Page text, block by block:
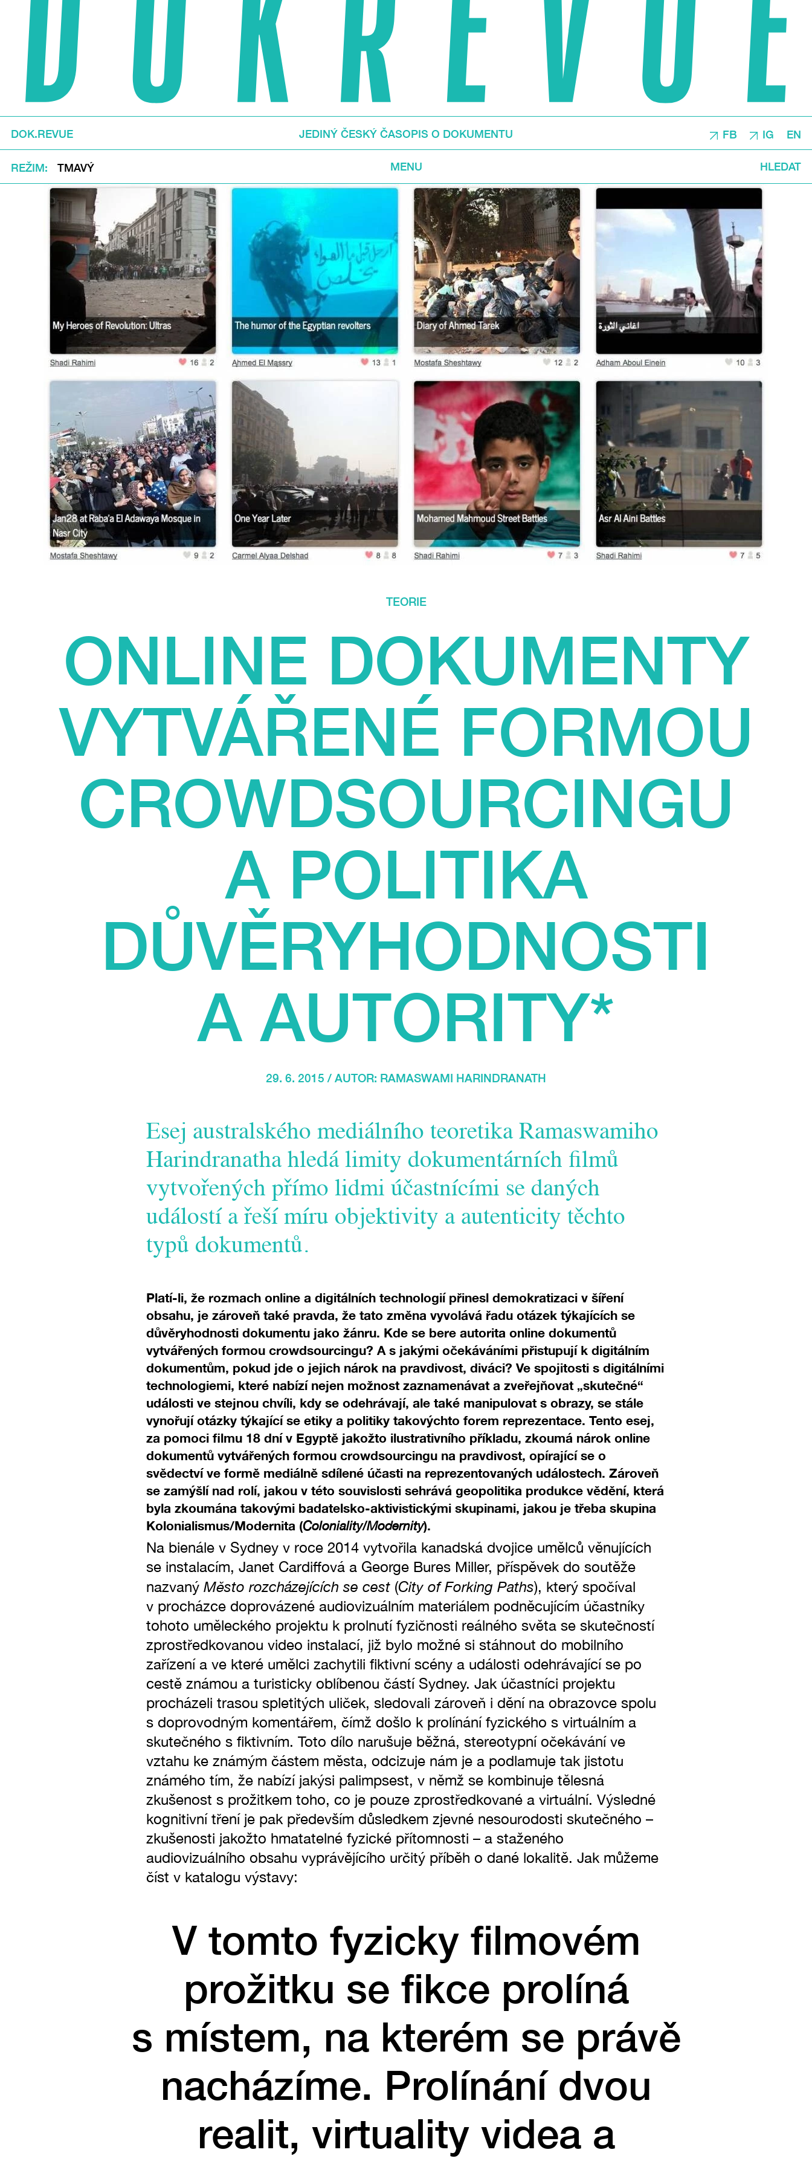
DOK.REVUE JEDINÝ ČESKÝ ČASOPIS O DOKUMENTU FB IG EN
REŽIM TMAVÝ MENU HLEDAT
TEORIE
ONLINE DOKUMENTY
VYTVÁŘENÉ FORMOU
CROWDSOURCINGU
A POLITIKA
DŮVĚRYHODNOSTI
A AUTORITY*
29. 6. 2015 / AUTOR: RAMASWAMI HARINDRANATH
Esej australského mediálního teoretika Ramaswamiho
Harindranatha hledá limity dokumentárních filmů
vytvořených přímo lidmi účastnícími se daných
událostí a řeší míru objektivity a autenticity těchto
typů dokumentů.
Platí-li, že rozmach online a digitálních technologií přinesl demokratizaci v šíření
obsahu, je zároveň také pravda, že tato změna vyvolává řadu otázek týkajících se
důvěryhodnosti dokumentu jako žánru. Kde se bere autorita online dokumentů
vytvářených formou crowdsourcingu? A s jakými očekáváními přistupují k digitálním
dokumentům, pokud jde o jejich nárok na pravdivost, diváci? Ve spojitosti s digitálními
technologiemi, které nabízí nejen možnost zaznamenávat a zveřejňovat „skutečné“
události ve stejnou chvíli, kdy se odehrávají, ale také manipulovat s obrazy, se stále
vynořují otázky týkající se etiky a politiky takovýchto forem reprezentace. Tento esej,
za pomoci filmu 18 dní v Egyptě jakožto ilustrativního příkladu, zkoumá nárok online
dokumentů vytvářených formou crowdsourcingu na pravdivost, opírající se o
svědectví ve formě mediálně sdílené účasti na reprezentovaných událostech. Zároveň
se zamýšlí nad rolí, jakou v této souvislosti sehrává geopolitika produkce vědění, která
byla zkoumána takovými badatelsko-aktivistickými skupinami, jakou je třeba skupina
Kolonialismus/Modernita (Coloniality/Modernity).
Na bienále v Sydney v roce 2014 vytvořila kanadská dvojice umělců věnujících
se instalacím, Janet Cardiffová a George Bures Miller, příspěvek do soutěže
nazvaný Město rozcházejících se cest(City of Forking Paths), který spočíval
v procházce doprovázené audiovizuálním materiálem podněcujícím účastníky
tohoto uměleckého projektu k prolnutí fyzičnosti reálného světa se skutečností
zprostředkovanou video instalací, již bylo možné si stáhnout do mobilního
zařízení a ve které umělci zachytili fiktivní scény a události odehrávající se po
cestě známou a turisticky oblíbenou částí Sydney. Jak účastníci projektu
procházeli trasou spletitých uliček, sledovali zároveň i dění na obrazovce spolu
s doprovodným komentářem, čímž došlo k prolínání fyzického s virtuálním a
skutečného s fiktivním. Toto dílo narušuje běžná, stereotypní očekávání ve
vztahu ke známým částem města, odcizuje nám je a podlamuje tak jistotu
známého tím, že nabízí jakýsi palimpsest, v němž se kombinuje tělesná
zkušenost s prožitkem toho, co je pouze zprostředkované a virtuální. Výsledné
kognitivní tření je pak především důsledkem zjevné nesourodosti skutečného –
zkušenosti jakožto hmatatelné fyzické přítomnosti – a staženého
audiovizuálního obsahu vyprávějícího určitý příběh o dané lokalitě. Jak můžeme
číst v katalogu výstavy:
V tomto fyzicky filmovém
prožitku se fikce prolíná
s místem, na kterém se právě
nacházíme. Prolínání dvou
realit, virtuality videa a